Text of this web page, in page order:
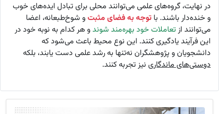
در نهایت، گروه‌های علمی می‌توانند محلی برای تبادل ایده‌های خوب
و خنده‌دار باشند. با توجه به فضای مثبتو شوخ‌طبعانه، اعضا
می‌توانند ازتعاملات خود بهره‌مند شوندو هر کدام به نوبه خود در
این فرآیند یادگیری کنند. این نوع محیط باعث می‌شود که
دانشجویان و پژوهشگران نه‌تنها به رشد علمی دست یابند، بلکه
دوستی‌های ماندگاری نیز تجربه کنند.